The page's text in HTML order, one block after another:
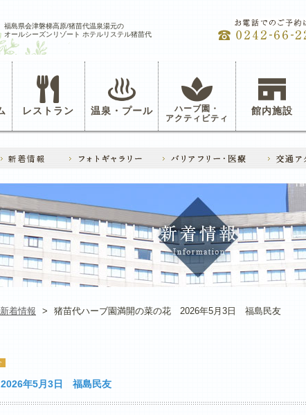
福島県会津磐梯高原/猪苗代温泉湯元の
オールシーズンリゾート ホテルリステル猪苗代
レストラン 温泉・プール ハーブ園・
アクティビティ
館内施設
新着情報 > 猪苗代ハーブ園満開の菜の花 2026年5月3日 福島民友
年5月3日 福島民友